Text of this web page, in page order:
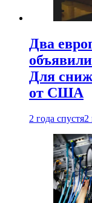
Два
Для
от США
2 года спустя2